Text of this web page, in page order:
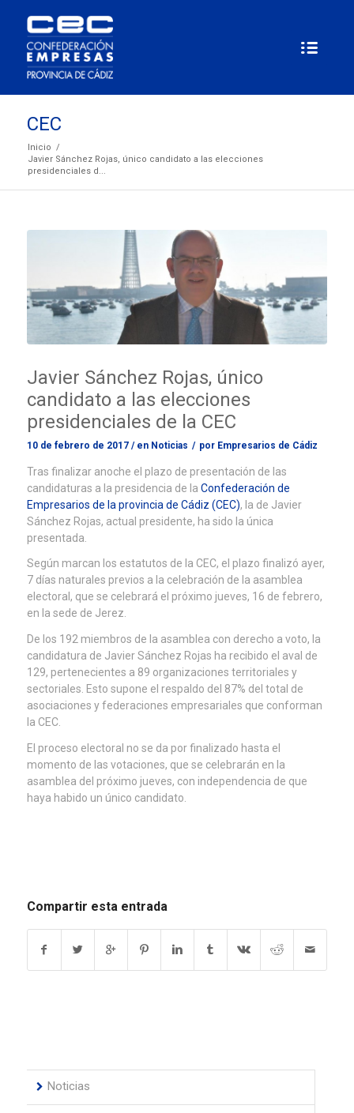
CEC
Inicio /
Javier Sánchez Rojas, único candidato a las elecciones
presidenciales d...
Javier Sánchez Rojas, único
candidato a las elecciones
presidenciales de la CEC
10 de febrero de 2017/ en Noticias / por Empresarios de Cádiz
Tras finalizar anoche el plazo de presentación de las
candidaturas a la presidencia de la Confederación de
Empresarios de la provincia de Cádiz (CEC), la de Javier
Sánchez Rojas, actual presidente, ha sido la única
presentada.
Según marcan los estatutos de la CEC, el plazo finalizó ayer,
7 días naturales previos a la celebración de la asamblea
electoral, que se celebrará el próximo jueves, 16 de febrero,
en la sede de Jerez.
De los 192 miembros de la asamblea con derecho a voto, la
candidatura de Javier Sánchez Rojas ha recibido el aval de
129, pertenecientes a 89 organizaciones territoriales y
sectoriales. Esto supone el respaldo del 87% del total de
asociaciones y federaciones empresariales que conforman
la CEC.
El proceso electoral no se da por finalizado hasta el
momento de las votaciones, que se celebrarán en la
asamblea del próximo jueves, con independencia de que
haya habido un único candidato.
Compartir esta entrada
Noticias